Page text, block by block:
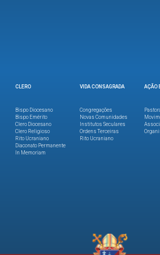
CLERO
Bispo Diocesano
Bispo Emérito
Clero Diocesano
Clero Religioso
Rito Ucraniano
Diaconato Permanente
In Memoriam
VIDA CONSAGRADA
Congregações
Novas Comunidades
Institutos Seculares
Ordens Terceiras
Rito Ucraniano
AÇÃO